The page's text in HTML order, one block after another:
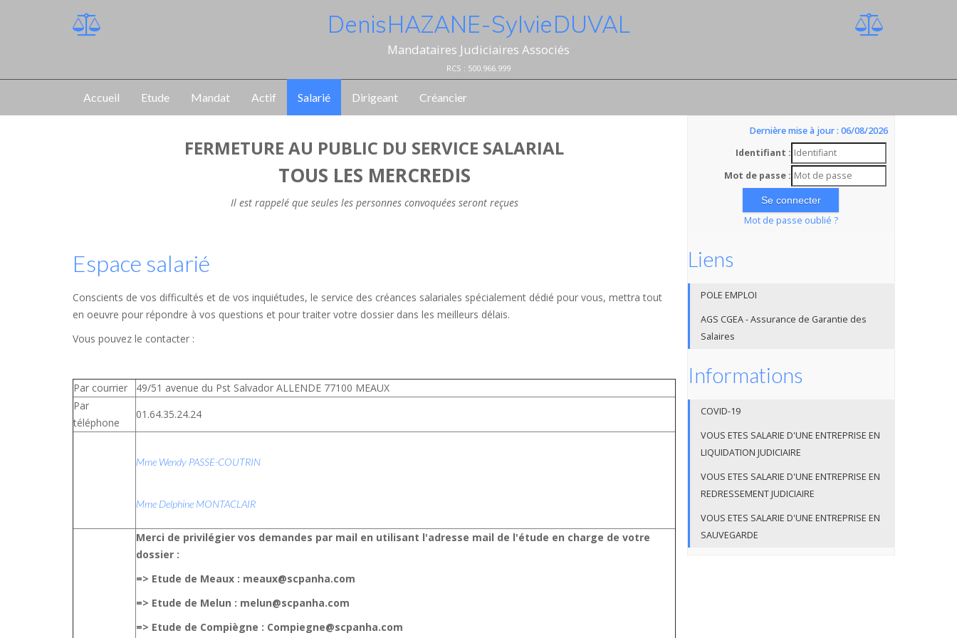
Denis HAZANE - Sylvie DUVAL
Mandataires Judiciaires Associés
RCS : 500.966.999
Accueil Etude Mandat Actif Salarié Dirigeant Créancier
FERMETURE AU PUBLIC DU SERVICE SALARIAL
TOUS LES MERCREDIS
Il est rappelé que seules les personnes convoquées seront reçues
Espace salarié
Conscients de vos difficultés et de vos inquiétudes, le service des créances salariales spécialement dédié pour vous, mettra tout
en oeuvre pour répondre à vos questions et pour traiter votre dossier dans les meilleurs délais.
Vous pouvez le contacter :
Par courrier
49/51 avenue du Pst Salvador ALLENDE 77100 MEAUX
Par
téléphone
01.64.35.24.24
Mme Wendy PASSE-COUTRIN
Mme Delphine MONTACLAIR
Merci de privilégier vos demandes par mail en utilisant l'adresse mail de l'étude en charge de votre
dossier :
=> Etude de Meaux : meaux@scpanha.com
=> Etude de Melun : melun@scpanha.com
=> Etude de Compiègne : Compiegne@scpanha.com
Dernière mise à jour : 06/08/2026
Identifiant :
Mot de passe :
Mot de passe oublié ?
Liens
POLE EMPLOI
AGS CGEA - Assurance de Garantie des
Salaires
Informations
COVID-19
VOUS ETES SALARIE D'UNE ENTREPRISE EN
LIQUIDATION JUDICIAIRE
VOUS ETES SALARIE D'UNE ENTREPRISE EN
REDRESSEMENT JUDICIAIRE
VOUS ETES SALARIE D'UNE ENTREPRISE EN
SAUVEGARDE